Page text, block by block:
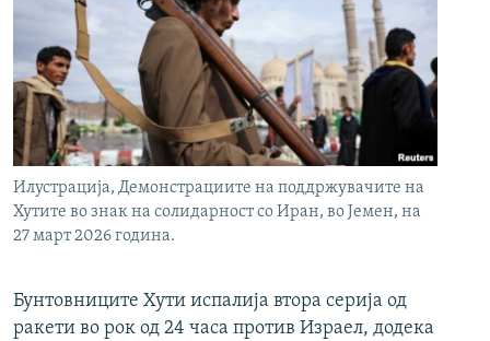
Илустрација, Демонстрациите на поддржувачите на
Хутите во знак на солидарност со Иран, во Јемен, на
27 март 2026 година.
Бунтовниците Хути испалија втора серија од
ракети во рок од 24 часа против Израел, додека